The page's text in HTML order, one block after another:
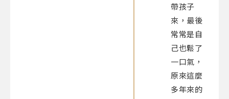
帶孩子
來，最後
常常是自
己也鬆了
一口氣，
原來這麼
多年來的